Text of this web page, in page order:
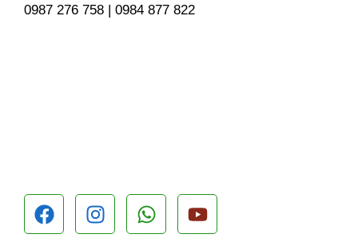
0987 276 758 | 0984 877 822